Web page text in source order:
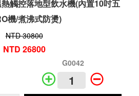
熱觸控落地型飲水機(內置10吋五
機/煮沸式防燙)
NTD 30800
NTD 26800
G0042